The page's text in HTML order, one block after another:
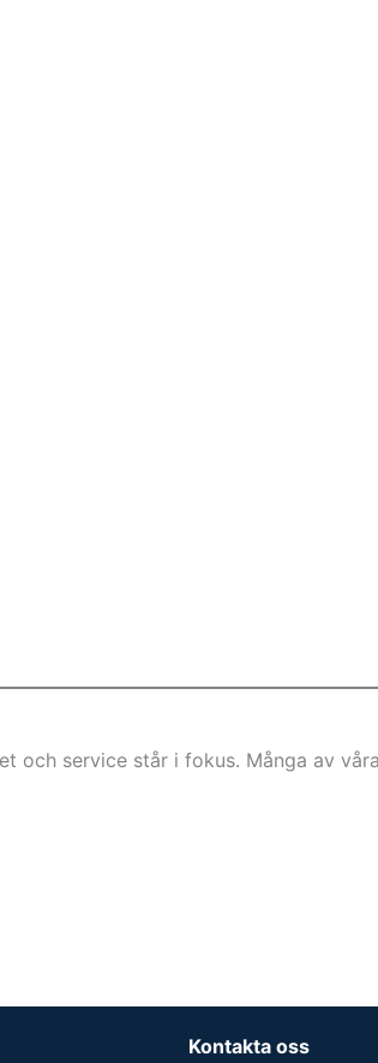
och service står i fokus. Många av
Kontakta oss